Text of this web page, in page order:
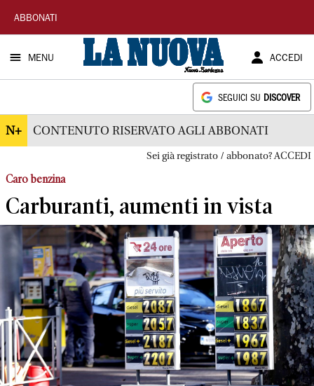
La
Nuova
Sardegna
ABBONATI
MENU ACCEDI
SEGUICI SU DISCOVER
N+ CONTENUTO RISERVATO AGLI ABBONATI
Sei già registrato / abbonato? ACCEDI
Caro benzina
Carburanti, aumenti in vista